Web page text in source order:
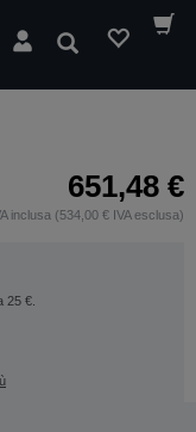
Cerca
651,48 €
inclusa (534,00 € IVA esclusa)
25 €.